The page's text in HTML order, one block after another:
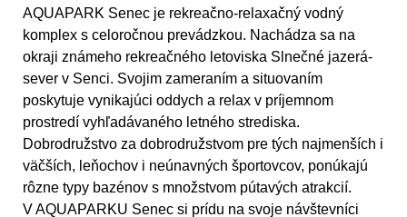
AQUAPARK Senec je rekreačno-relaxačný vodný
komplex s celoročnou prevádzkou. Nachádza sa na
okraji známeho rekreačného letoviska Slnečné jazerá-
sever v Senci. Svojim zameraním a situovaním
poskytuje vynikajúci oddych a relax v príjemnom
prostredí vyhľadávaného letného strediska.
Dobrodružstvo za dobrodružstvom pre tých najmenších i
väčších, leňochov i neúnavných športovcov, ponúkajú
rôzne typy bazénov s množstvom pútavých atrakcií.
V AQUAPARKU Senec si prídu na svoje návštevníci